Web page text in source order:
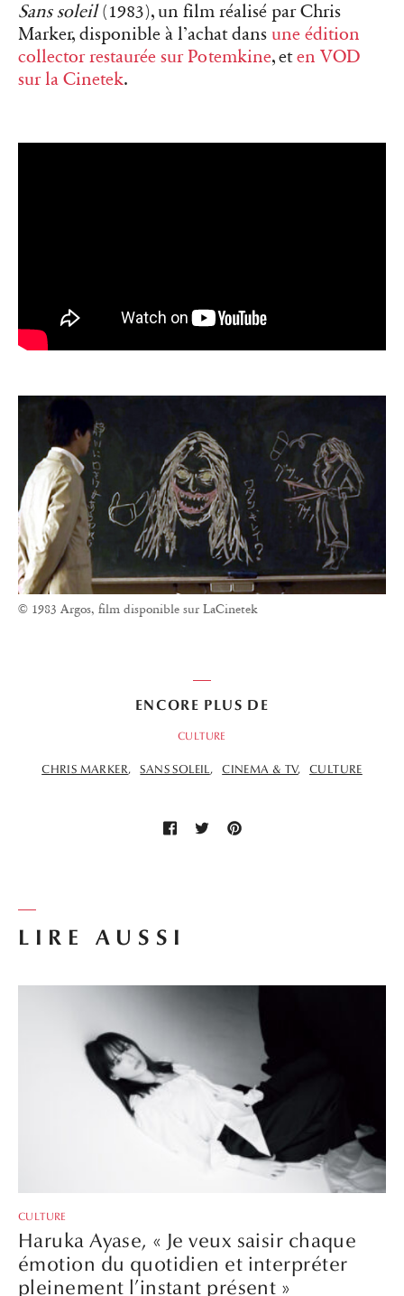
Sans soleil(1983), un film réalisé par Chris
Marker, disponible à l’achat dans une édition
collector restaurée sur Potemkine, eten VOD
sur la Cinetek.
© 1983 Argos, film disponible sur LaCinetek
LIRE AUSSI
CULTURE
Haruka Ayase, « Je veux saisir chaque
émotion du quotidien et interpréter
pleinement l’instant présent »
ENCORE PLUS DE
CULTURE
CHRIS MARKER SANS SOLEIL CINEMA & TV CULTURE